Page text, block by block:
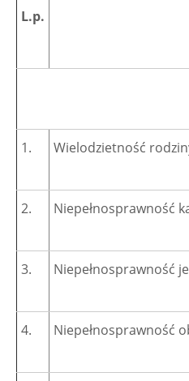
L.p.
1. Wielodzietność
2. Niepełnosprawność
3. Niepełnosprawność
4. Niepełnosprawność